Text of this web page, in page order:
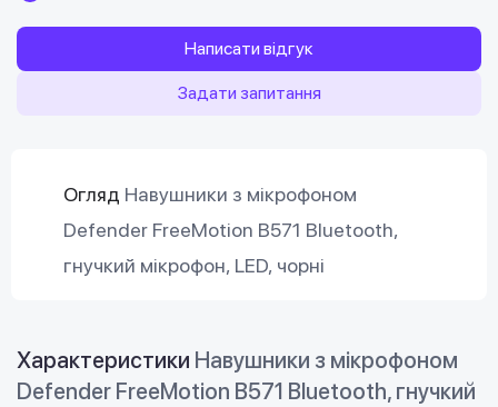
Написати відгук
Задати запитання
Огляд Навушники з мікрофоном
Defender FreeMotion B571 Bluetooth,
гнучкий мікрофон, LED, чорні
Характеристики Навушники з мікрофоном
Defender FreeMotion B571 Bluetooth, гнучкий